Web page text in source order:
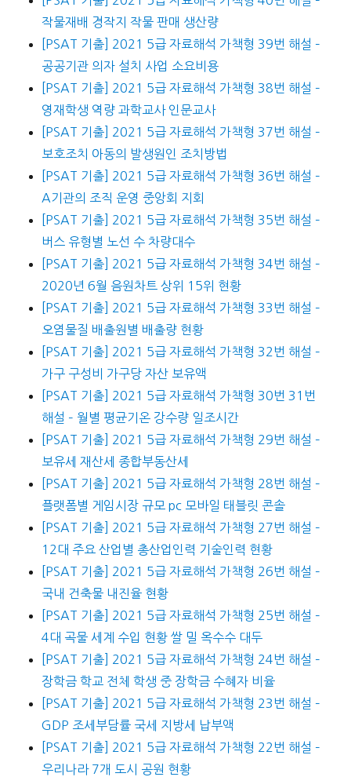
작물재배 경작지 작물 판매 생산량
[PSAT 기출] 2021 5급 자료해석 가책형 39번 해설 –
공공기관 의자 설치 사업 소요비용
[PSAT 기출] 2021 5급 자료해석 가책형 38번 해설 –
영재학생 역량 과학교사 인문교사
[PSAT 기출] 2021 5급 자료해석 가책형 37번 해설 –
보호조치 아동의 발생원인 조치방법
[PSAT 기출] 2021 5급 자료해석 가책형 36번 해설 –
A기관의 조직 운영 중앙회 지회
[PSAT 기출] 2021 5급 자료해석 가책형 35번 해설 –
버스 유형별 노선 수 차량대수
[PSAT 기출] 2021 5급 자료해석 가책형 34번 해설 –
2020년 6월 음원차트 상위 15위 현황
[PSAT 기출] 2021 5급 자료해석 가책형 33번 해설 –
오염물질 배출원별 배출량 현황
[PSAT 기출] 2021 5급 자료해석 가책형 32번 해설 –
가구 구성비 가구당 자산 보유액
[PSAT 기출] 2021 5급 자료해석 가책형 30번 31번
해설 – 월별 평균기온 강수량 일조시간
[PSAT 기출] 2021 5급 자료해석 가책형 29번 해설 –
보유세 재산세 종합부동산세
[PSAT 기출] 2021 5급 자료해석 가책형 28번 해설 –
플랫폼별 게임시장 규모 pc 모바일 태블릿 콘솔
[PSAT 기출] 2021 5급 자료해석 가책형 27번 해설 –
12대 주요 산업별 총산업인력 기술인력 현황
[PSAT 기출] 2021 5급 자료해석 가책형 26번 해설 –
국내 건축물 내진율 현황
[PSAT 기출] 2021 5급 자료해석 가책형 25번 해설 –
4대 곡물 세계 수입 현황 쌀 밀 옥수수 대두
[PSAT 기출] 2021 5급 자료해석 가책형 24번 해설 –
장학금 학교 전체 학생 중 장학금 수혜자 비율
[PSAT 기출] 2021 5급 자료해석 가책형 23번 해설 –
GDP 조세부담률 국세 지방세 납부액
[PSAT 기출] 2021 5급 자료해석 가책형 22번 해설 –
우리나라 7개 도시 공원 현황